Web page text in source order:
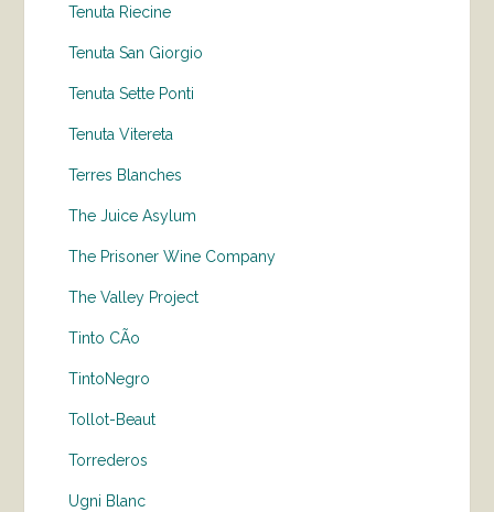
Tenuta Riecine
Tenuta San Giorgio
Tenuta Sette Ponti
Tenuta Vitereta
Terres Blanches
The Juice Asylum
The Prisoner Wine Company
The Valley Project
Tinto CÃo
TintoNegro
Tollot-Beaut
Torrederos
Ugni Blanc